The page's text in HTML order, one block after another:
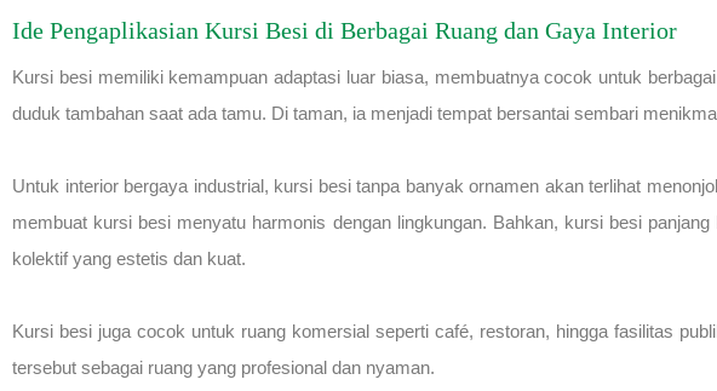
Ide Pengaplikasian Kursi Besi di Berbagai Ruang dan Gaya Interior
Kursi besi memiliki kemampuan adaptasi luar biasa, membuatnya cocok untuk
duduk tambahan saat ada tamu. Di taman, ia menjadi tempat bersantai sembari
Untuk interior bergaya industrial, kursi besi tanpa banyak ornamen akan terlihat
membuat kursi besi menyatu harmonis dengan lingkungan. Bahkan, kursi besi
kolektif yang estetis dan kuat.
Kursi besi juga cocok untuk ruang komersial seperti café, restoran, hingga fasilitas
tersebut sebagai ruang yang profesional dan nyaman.